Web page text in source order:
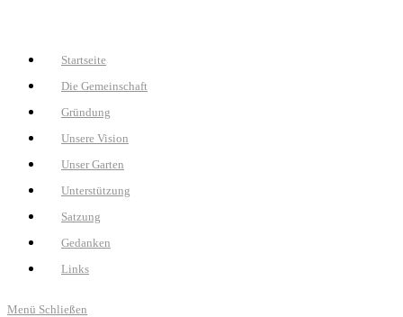
Startseite
Die Gemeinschaft
Gründung
Unsere Vision
Unser Garten
Unterstützung
Satzung
Gedanken
Links
Menü Schließen